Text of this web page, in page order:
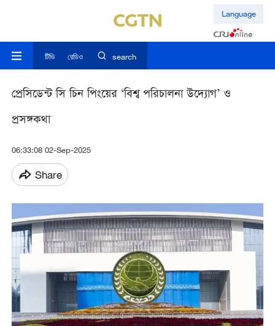
Language
টিভি রেডিও search
প্রেসিডেন্ট সি চিন পিংয়ের ‘বিশ্ব পরিচালনা উদ্যোগ’ ও
প্রসঙ্গকথা
06:33:08 02-Sep-2025
Share